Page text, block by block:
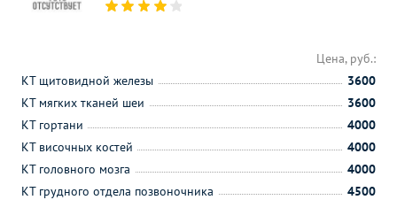
Цена, руб.:
КТ щитовидной железы
3600
КТ мягких тканей шеи
3600
КТ гортани
4000
КТ височных костей
4000
КТ головного мозга
4000
КТ грудного отдела позвоночника
4500